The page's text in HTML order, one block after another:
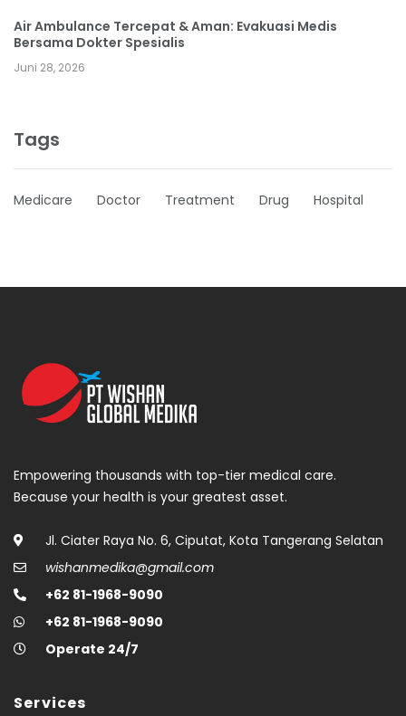
Air Ambulance Tercepat & Aman: Evakuasi Medis
Bersama Dokter Spesialis
Juni 28, 2026
Tags
Medicare Doctor Treatment Drug Hospital
Empowering thousands with top-tier medical care.
Because your health is your greatest asset.
Jl. Ciater Raya No. 6, Ciputat, Kota Tangerang Selatan
wishanmedika@gmail.com
+62 81-1968-9090
+62 81-1968-9090
Operate 24/7
Services